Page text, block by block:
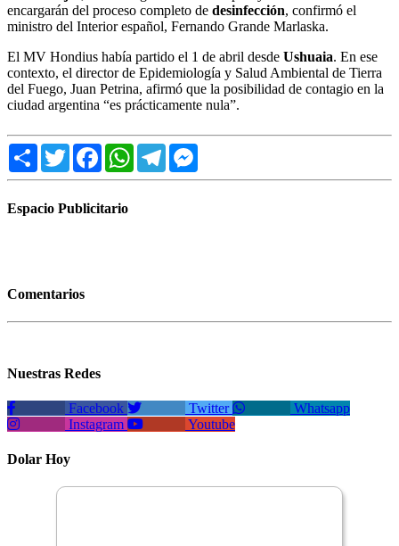
encargarán del proceso completo de desinfección, confirmó el
ministro del Interior español, Fernando Grande Marlaska.
El MV Hondius había partido el 1 de abril desde Ushuaia. En ese
contexto, el director de Epidemiología y Salud Ambiental de Tierra
del Fuego, Juan Petrina, afirmó que la posibilidad de contagio en la
ciudad argentina “es prácticamente nula”.
Share TwitterFacebookWhatsApp
Telegram
Espacio Publicitario
Comentarios
Nuestras Redes
Facebook Twitter
Whatsapp
Instagram
Youtube
Dolar Hoy